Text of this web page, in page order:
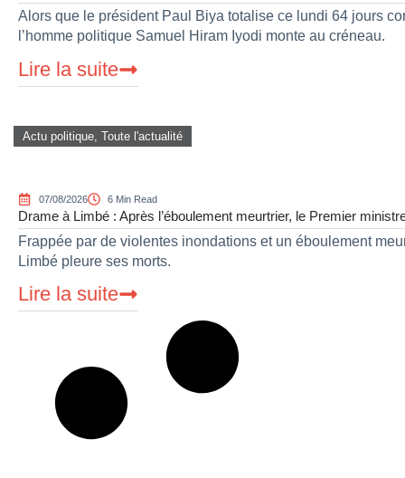
Alors que le président Paul Biya totalise ce lundi 64 jours
l’homme politique Samuel Hiram Iyodi monte au créneau.
Lire la suite
Actu politique Toute l'actualité
07/08/2026 6 Min Read
Drame à Limbé : Après l’éboulement meurtrier, le Premier
Frappée par de violentes inondations et un éboulement
Limbé pleure ses morts.
Lire la suite